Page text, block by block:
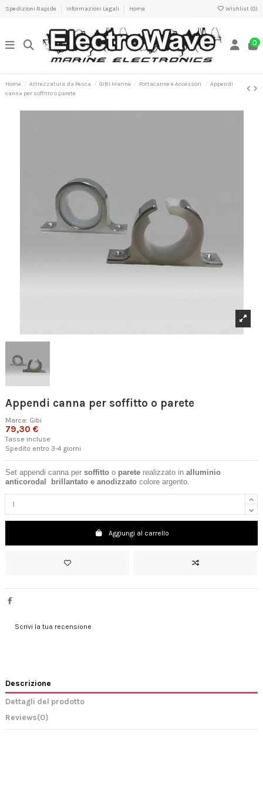
Spedizioni Rapide Informazioni Legali Home Wishlist (0)
0
Home Attrezzatura da Pesca GIBI Marine Portacanne e Accessori
Appendi
canna per soffitto o parete
Appendi canna per soffitto o parete
Marca: Gibi
79,30 €
Tasse incluse
Spedito entro 3-4 giorni
Set appendi canna per soffitto o parete realizzato in alluminio
anticorodal brillantato e anodizzato colore argento.
Aggiungi al carrello
Scrivi la tua recensione
Descrizione
Dettagli del prodotto
Reviews(0)